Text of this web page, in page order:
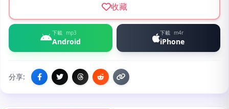
收藏
下載 mp3
Android
下載 m4r
iPhone
分享: